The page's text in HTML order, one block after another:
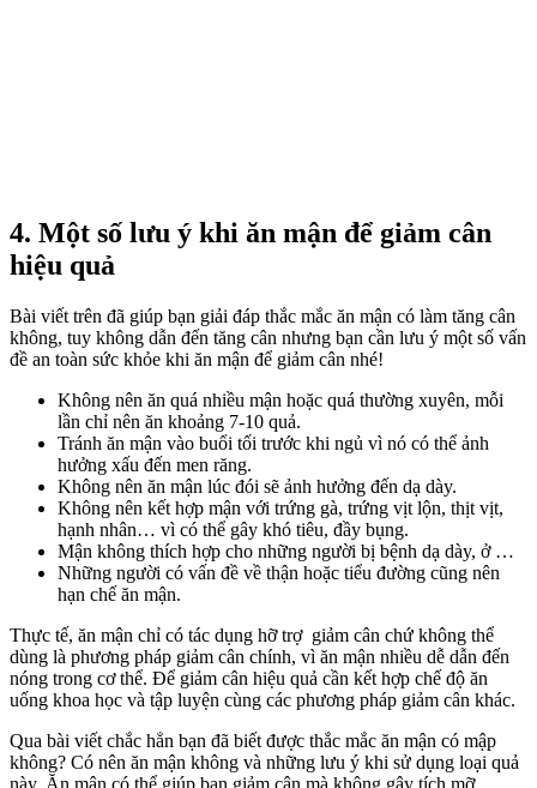
4. Một số lưu ý khi ăn mận để giảm cân
hiệu quả
Bài viết trên đã giúp bạn giải đáp thắc mắc ăn mận có làm tăng cân
không, tuy không dẫn đến tăng cân nhưng bạn cần lưu ý một số vấn
đề an toàn sức khỏe khi ăn mận để giảm cân nhé!
Không nên ăn quá nhiều mận hoặc quá thường xuyên, mỗi
lần chỉ nên ăn khoảng 7-10 quả.
Tránh ăn mận vào buổi tối trước khi ngủ vì nó có thể ảnh
hưởng xấu đến men răng.
Không nên ăn mận lúc đói sẽ ảnh hưởng đến dạ dày.
Không nên kết hợp mận với trứng gà, trứng vịt lộn, thịt vịt,
hạnh nhân… vì có thể gây khó tiêu, đầy bụng.
Mận không thích hợp cho những người bị bệnh dạ dày, ở …
Những người có vấn đề về thận hoặc tiểu đường cũng nên
hạn chế ăn mận.
Thực tế, ăn mận chỉ có tác dụng hỡ trợ giảm cân chứ không thể
dùng là phương pháp giảm cân chính, vì ăn mận nhiều dễ dẫn đến
nóng trong cơ thể. Để giảm cân hiệu quả cần kết hợp chế độ ăn
uống khoa học và tập luyện cùng các phương pháp giảm cân khác.
Qua bài viết chắc hẳn bạn đã biết được thắc mắc ăn mận có mập
không? Có nên ăn mận không và những lưu ý khi sử dụng loại quả